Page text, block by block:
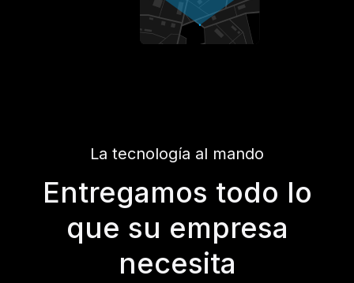
La tecnología al mando
Entregamos todo lo
que su empresa
necesita